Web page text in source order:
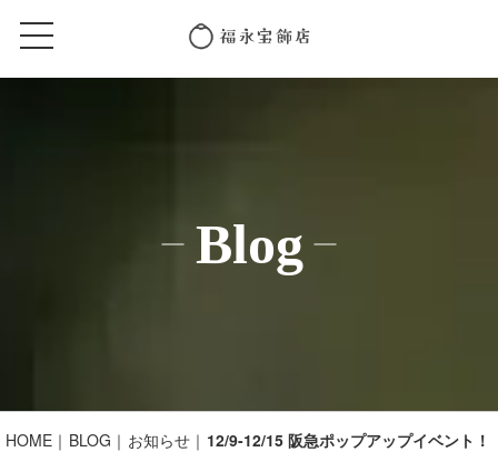
Blog
HOME BLOG お知らせ 12/9-12/15 阪急ポップアップイベント！